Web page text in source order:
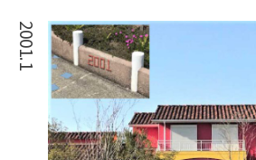
2001.1